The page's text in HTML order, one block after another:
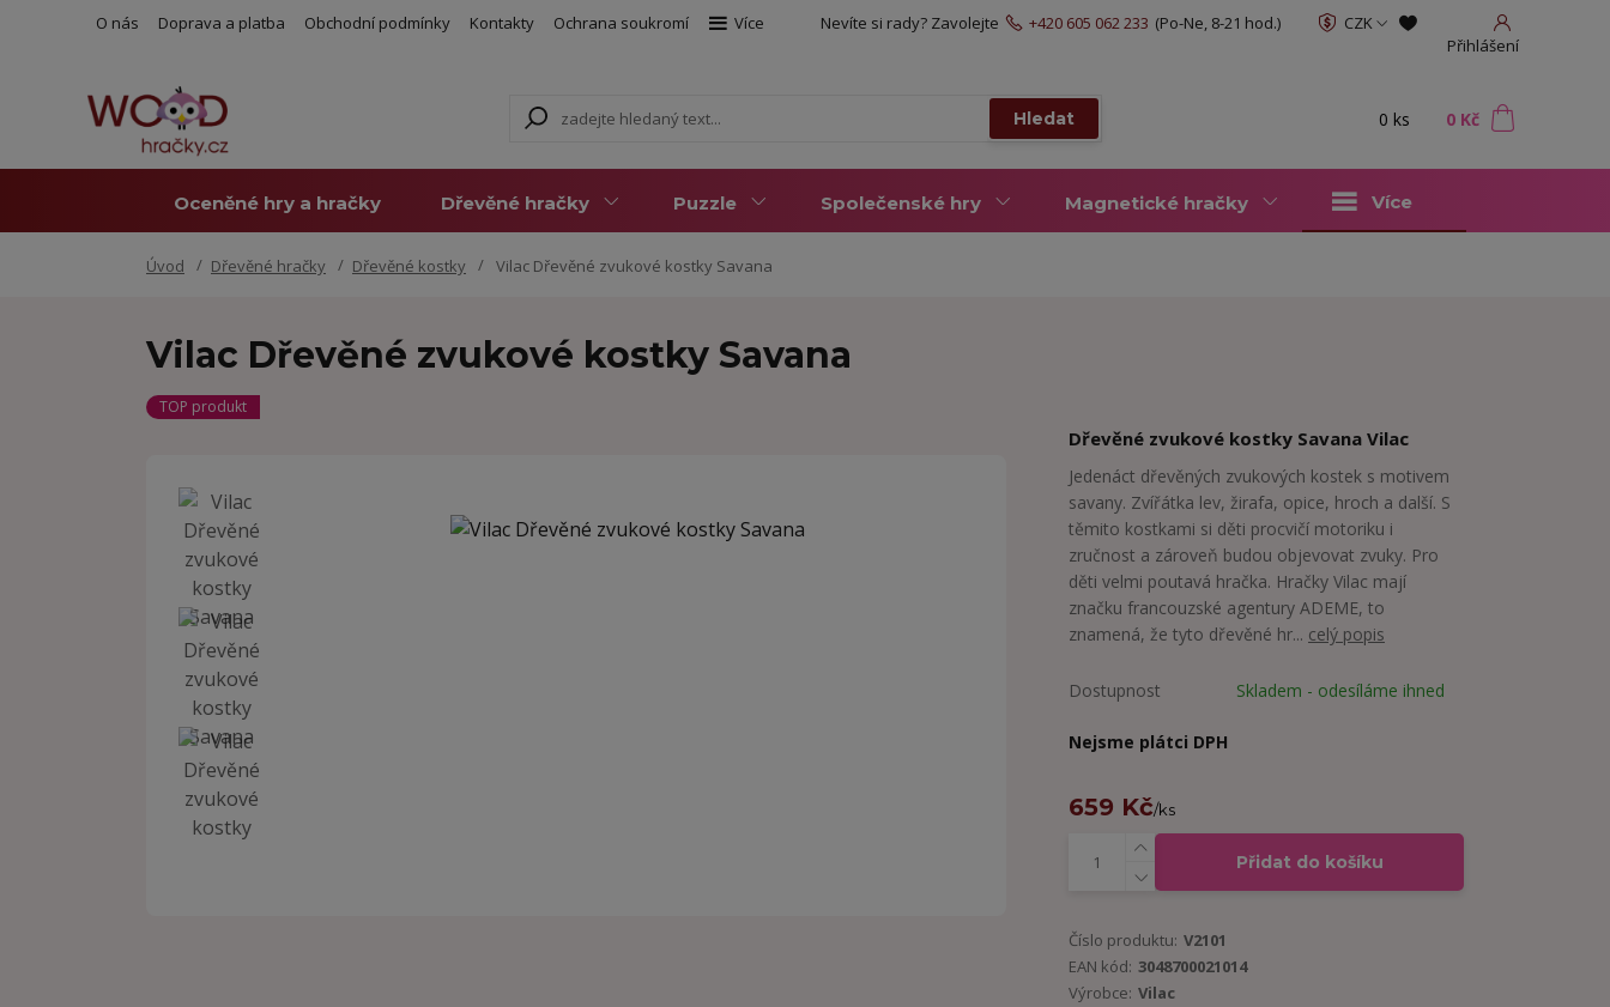
O nás Doprava a platba Obchodní podmínky Kontakty Ochrana soukromí Více
CZK
Přihlášení
Hledat
Nevíte si rady? Zavolejte +420 605 062 233 (Po-Ne, 8-21 hod.)
0 ks 0 Kč
Oceněné hry a hračky Dřevěné hračky Puzzle Společenské hry Magnetické hračky Více
Úvod Dřevěné hračky Dřevěné kostky Vilac Dřevěné zvukové kostky Savana
Vilac Dřevěné zvukové kostky Savana
TOP produkt
Dřevěné zvukové kostky Savana Vilac
Jedenáct dřevěných zvukových kostek s motivem
savany. Zvířátka lev, žirafa, opice, hroch a další. S
těmito kostkami si děti procvičí motoriku i
zručnost a zároveň budou objevovat zvuky. Pro
děti velmi poutavá hračka. Hračky Vilac mají
značku francouzské agentury ADEME, to
znamená, že tyto dřevěné hr... celý popis
Dostupnost Skladem - odesíláme ihned
Nejsme plátci DPH
659 Kč/ks
Přidat do košíku
Číslo produktu: V2101
EAN kód: 3048700021014
Výrobce: Vilac